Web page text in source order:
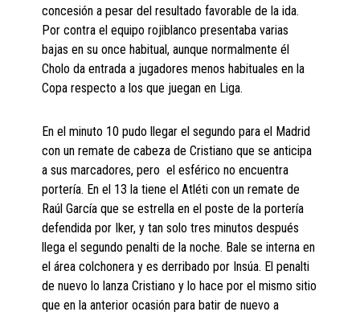
concesión a pesar del resultado favorable de la ida.
Por contra el equipo rojiblanco presentaba varias
bajas en su once habitual, aunque normalmente él
Cholo da entrada a jugadores menos habituales en la
Copa respecto a los que juegan en Liga.
En el minuto 10 pudo llegar el segundo para el Madrid
con un remate de cabeza de Cristiano que se anticipa
a sus marcadores, pero el esférico no encuentra
portería. En el 13 la tiene el Atléti con un remate de
Raúl García que se estrella en el poste de la portería
defendida por Iker, y tan solo tres minutos después
llega el segundo penalti de la noche. Bale se interna en
el área colchonera y es derribado por Insúa. El penalti
de nuevo lo lanza Cristiano y lo hace por el mismo sitio
que en la anterior ocasión para batir de nuevo a